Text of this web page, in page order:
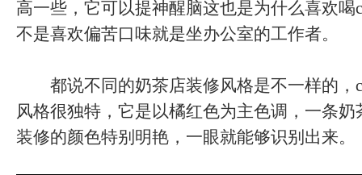
高一些，它可以提神醒脑这也是为什么喜欢喝
不是喜欢偏苦口味就是坐办公室的工作者。
都说不同的奶茶店装修风格是不一样的，
风格很独特，它是以橘红色为主色调，一条奶
装修的颜色特别明艳，一眼就能够识别出来。